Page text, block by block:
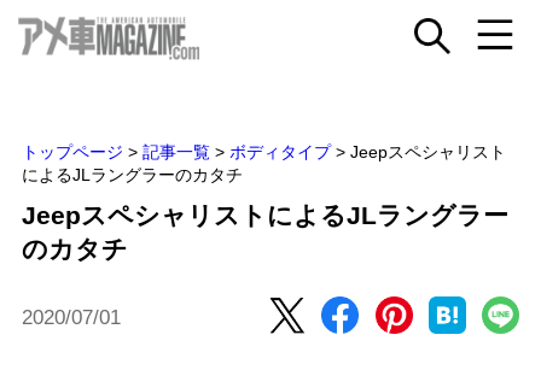
トップページ > 記事一覧 > ボディタイプ > Jeepスペシャリスト
によるJLラングラーのカタチ
JeepスペシャリストによるJLラングラー
のカタチ
2020/07/01